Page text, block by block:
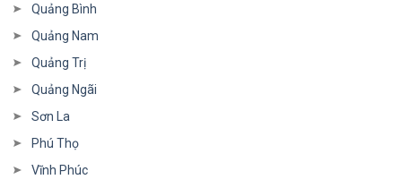
Quảng Bình
Quảng Nam
Quảng Trị
Quảng Ngãi
Sơn La
Phú Thọ
Vĩnh Phúc